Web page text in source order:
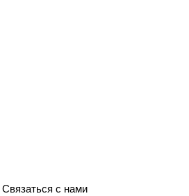
Связаться с нами